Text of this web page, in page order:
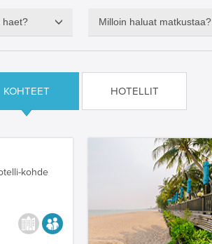
haet? Milloin haluat matkustaa?
KOHTEET HOTELLIT
kohde
KAUPUNGISTA KOKEMUKSIA